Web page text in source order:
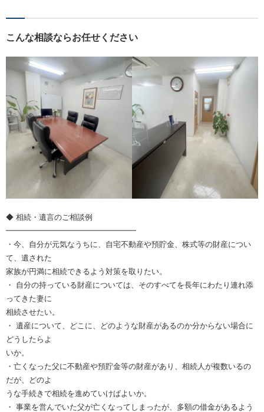
こんな相談ならお任せください
◆ 相続・遺言のご相談例
━━━━━━━━━━━━━━━━━
・今、自分が元気なうちに、自宅不動産や預貯金、株式等の財産につい
て、遺された
家族が円満に相続できるよう対策を取りたい。
・ 自分の持っている財産については、そのすべてを長年にわたり連れ添
ってきた妻に
相続させたい。
・ 遺産について、どこに、どのような財産があるのか分からない場合に
どうしたらよ
いか。
・亡くなった父に不動産や預貯金等の財産があり、相続人が複数いるの
だが、どのよ
うな手続きで相続を進めていけばよいか。
・ 事業を営んでいた父が亡くなってしまったが、多額の借金があるよう